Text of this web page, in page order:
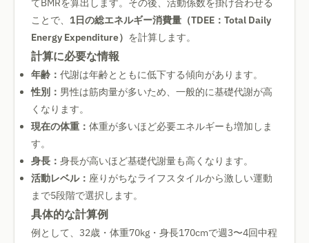
てBMRを算出します。その後、活動係数を掛け合わせる
ことで、 1日の総エネルギー消費量（TDEE：Total Daily
Energy Expenditure） を計算します。
計算に必要な情報
年齢： 代謝は年齢とともに低下する傾向があります。
性別： 男性は筋肉量が多いため、一般的に基礎代謝が高
くなります。
現在の体重： 体重が多いほど必要エネルギーも増加しま
す。
身長： 身長が高いほど基礎代謝量も高くなります。
活動レベル： 座りがちなライフスタイルから激しい運動
まで5段階で選択します。
具体的な計算例
例として、32歳・体重70kg・身長170cmで週3〜4回中程